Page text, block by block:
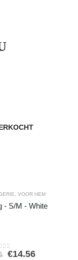
,VOOR HEM
- S/M - White
of 5
Oorspronkelijke
€14.56Huidige